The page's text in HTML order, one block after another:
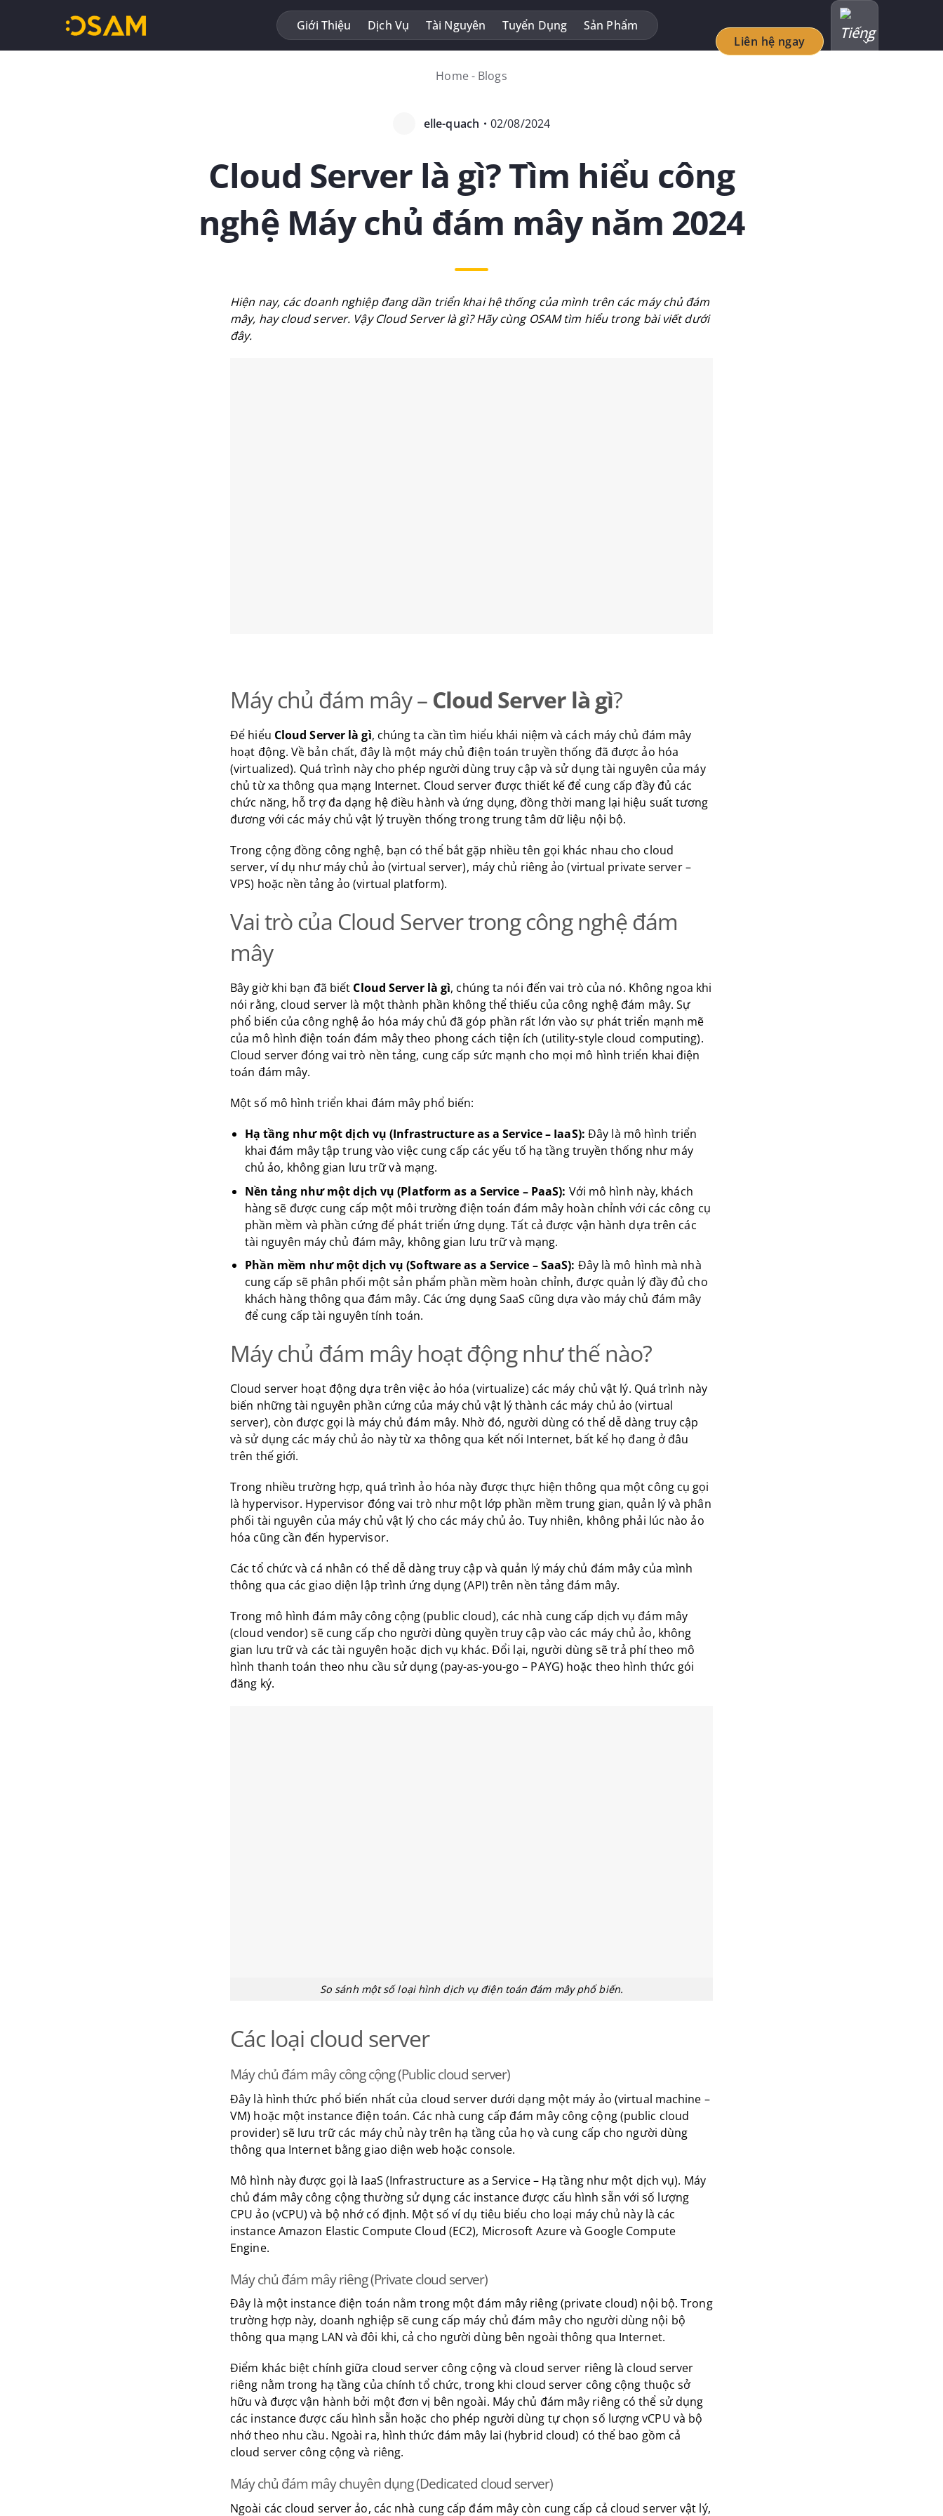
Giới Thiệu Dịch Vụ Tài Nguyên Tuyển Dụng
Sản Phẩm
Liên hệ ngay
Home- Blogs
elle-quach ・02/08/2024
Cloud Server là gì? Tìm hiểu công
nghệ Máy chủ đám mây năm 2024
Hiện nay, các doanh nghiệp đang dần triển khai hệ thống của mình trên các máy chủ đám
mây, hay cloud server. Vậy Cloud Server là gì? Hãy cùng OSAM tìm hiểu trong bài viết dưới
đây.
Máy chủ đám mây – Cloud Server là gì?
Để hiểu Cloud Server là gì, chúng ta cần tìm hiểu khái niệm và cách máy chủ đám mây
hoạt động. Về bản chất, đây là một máy chủ điện toán truyền thống đã được ảo hóa
(virtualized). Quá trình này cho phép người dùng truy cập và sử dụng tài nguyên của máy
chủ từ xa thông qua mạng Internet. Cloud server được thiết kế để cung cấp đầy đủ các
chức năng, hỗ trợ đa dạng hệ điều hành và ứng dụng, đồng thời mang lại hiệu suất tương
đương với các máy chủ vật lý truyền thống trong trung tâm dữ liệu nội bộ.
Trong cộng đồng công nghệ, bạn có thể bắt gặp nhiều tên gọi khác nhau cho cloud
server, ví dụ như máy chủ ảo (virtual server), máy chủ riêng ảo (virtual private server –
VPS) hoặc nền tảng ảo (virtual platform).
Vai trò của Cloud Server trong công nghệ đám
mây
Bây giờ khi bạn đã biết Cloud Server là gì, chúng ta nói đến vai trò của nó. Không ngoa khi
nói rằng, cloud server là một thành phần không thể thiếu của công nghệ đám mây. Sự
phổ biến của công nghệ ảo hóa máy chủ đã góp phần rất lớn vào sự phát triển mạnh mẽ
của mô hình điện toán đám mây theo phong cách tiện ích (utility-style cloud computing).
Cloud server đóng vai trò nền tảng, cung cấp sức mạnh cho mọi mô hình triển khai điện
toán đám mây.
Một số mô hình triển khai đám mây phổ biến:
Hạ tầng như một dịch vụ (Infrastructure as a Service – IaaS): Đây là mô hình triển
khai đám mây tập trung vào việc cung cấp các yếu tố hạ tầng truyền thống như máy
chủ ảo, không gian lưu trữ và mạng.
Nền tảng như một dịch vụ (Platform as a Service – PaaS): Với mô hình này, khách
hàng sẽ được cung cấp một môi trường điện toán đám mây hoàn chỉnh với các công cụ
phần mềm và phần cứng để phát triển ứng dụng. Tất cả được vận hành dựa trên các
tài nguyên máy chủ đám mây, không gian lưu trữ và mạng.
Phần mềm như một dịch vụ (Software as a Service – SaaS): Đây là mô hình mà nhà
cung cấp sẽ phân phối một sản phẩm phần mềm hoàn chỉnh, được quản lý đầy đủ cho
khách hàng thông qua đám mây. Các ứng dụng SaaS cũng dựa vào máy chủ đám mây
để cung cấp tài nguyên tính toán.
Máy chủ đám mây hoạt động như thế nào?
Cloud server hoạt động dựa trên việc ảo hóa (virtualize) các máy chủ vật lý. Quá trình này
biến những tài nguyên phần cứng của máy chủ vật lý thành các máy chủ ảo (virtual
server), còn được gọi là máy chủ đám mây. Nhờ đó, người dùng có thể dễ dàng truy cập
và sử dụng các máy chủ ảo này từ xa thông qua kết nối Internet, bất kể họ đang ở đâu
trên thế giới.
Trong nhiều trường hợp, quá trình ảo hóa này được thực hiện thông qua một công cụ gọi
là hypervisor. Hypervisor đóng vai trò như một lớp phần mềm trung gian, quản lý và phân
phối tài nguyên của máy chủ vật lý cho các máy chủ ảo. Tuy nhiên, không phải lúc nào ảo
hóa cũng cần đến hypervisor.
Các tổ chức và cá nhân có thể dễ dàng truy cập và quản lý máy chủ đám mây của mình
thông qua các giao diện lập trình ứng dụng (API) trên nền tảng đám mây.
Trong mô hình đám mây công cộng (public cloud), các nhà cung cấp dịch vụ đám mây
(cloud vendor) sẽ cung cấp cho người dùng quyền truy cập vào các máy chủ ảo, không
gian lưu trữ và các tài nguyên hoặc dịch vụ khác. Đổi lại, người dùng sẽ trả phí theo mô
hình thanh toán theo nhu cầu sử dụng (pay-as-you-go – PAYG) hoặc theo hình thức gói
đăng ký.
So sánh một số loại hình dịch vụ điện toán đám mây phổ biến.
Các loại cloud server
Máy chủ đám mây công cộng (Public cloud server)
Đây là hình thức phổ biến nhất của cloud server dưới dạng một máy ảo (virtual machine –
VM) hoặc một instance điện toán. Các nhà cung cấp đám mây công cộng (public cloud
provider) sẽ lưu trữ các máy chủ này trên hạ tầng của họ và cung cấp cho người dùng
thông qua Internet bằng giao diện web hoặc console.
Mô hình này được gọi là IaaS (Infrastructure as a Service – Hạ tầng như một dịch vụ). Máy
chủ đám mây công cộng thường sử dụng các instance được cấu hình sẵn với số lượng
CPU ảo (vCPU) và bộ nhớ cố định. Một số ví dụ tiêu biểu cho loại máy chủ này là các
instance Amazon Elastic Compute Cloud (EC2), Microsoft Azure và Google Compute
Engine.
Máy chủ đám mây riêng (Private cloud server)
Đây là một instance điện toán nằm trong một đám mây riêng (private cloud) nội bộ. Trong
trường hợp này, doanh nghiệp sẽ cung cấp máy chủ đám mây cho người dùng nội bộ
thông qua mạng LAN và đôi khi, cả cho người dùng bên ngoài thông qua Internet.
Điểm khác biệt chính giữa cloud server công cộng và cloud server riêng là cloud server
riêng nằm trong hạ tầng của chính tổ chức, trong khi cloud server công cộng thuộc sở
hữu và được vận hành bởi một đơn vị bên ngoài. Máy chủ đám mây riêng có thể sử dụng
các instance được cấu hình sẵn hoặc cho phép người dùng tự chọn số lượng vCPU và bộ
nhớ theo nhu cầu. Ngoài ra, hình thức đám mây lai (hybrid cloud) có thể bao gồm cả
cloud server công cộng và riêng.
Máy chủ đám mây chuyên dụng (Dedicated cloud server)
Ngoài các cloud server ảo, các nhà cung cấp đám mây còn cung cấp cả cloud server vật lý,